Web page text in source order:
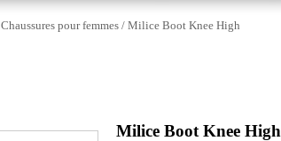
Chaussures pour femmes / Milice Boot Knee High
Milice Boot Knee High